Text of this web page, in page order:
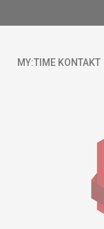
MY:TIME KONTAKT